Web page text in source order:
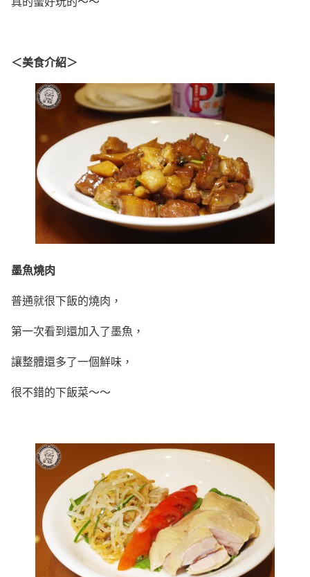
＜美食介紹＞
墨魚燒肉
普通就很下飯的燒肉，
第一次看到還加入了墨魚，
讓整體還多了一個鮮味，
很不錯的下飯菜～～